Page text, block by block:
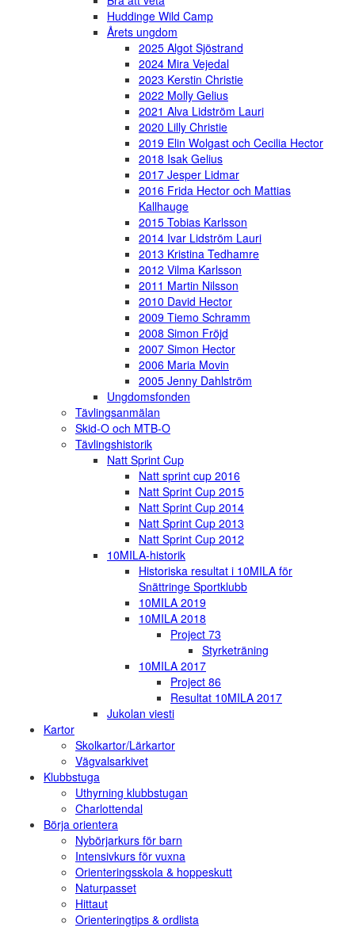
Huddinge Wild Camp
Årets ungdom
2025 Algot Sjöstrand
2024 Mira Vejedal
2023 Kerstin Christie
2022 Molly Gelius
2021 Alva Lidström Lauri
2020 Lilly Christie
2019 Elin Wolgast och Cecilia Hector
2018 Isak Gelius
2017 Jesper Lidmar
2016 Frida Hector och Mattias
Kallhauge
2015 Tobias Karlsson
2014 Ivar Lidström Lauri
2013 Kristina Tedhamre
2012 Vilma Karlsson
2011 Martin Nilsson
2010 David Hector
2009 Tiemo Schramm
2008 Simon Fröjd
2007 Simon Hector
2006 Maria Movin
2005 Jenny Dahlström
Ungdomsfonden
Tävlingsanmälan
Skid-O och MTB-O
Tävlingshistorik
Natt Sprint Cup
Natt sprint cup 2016
Natt Sprint Cup 2015
Natt Sprint Cup 2014
Natt Sprint Cup 2013
Natt Sprint Cup 2012
10MILA-historik
Historiska resultat i 10MILA för
Snättringe Sportklubb
10MILA 2019
10MILA 2018
Project 73
Styrketräning
10MILA 2017
Project 86
Resultat 10MILA 2017
Jukolan viesti
Kartor
Skolkartor/Lärkartor
Vägvalsarkivet
Klubbstuga
Uthyrning klubbstugan
Charlottendal
Börja orientera
Nybörjarkurs för barn
Intensivkurs för vuxna
Orienteringsskola & hoppeskutt
Naturpasset
Hittaut
Orienteringtips & ordlista